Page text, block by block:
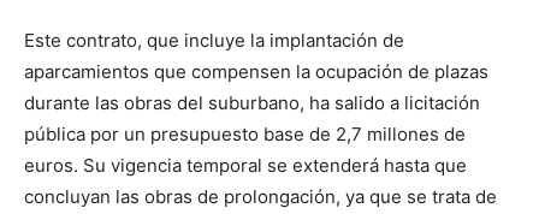
Este contrato, que incluye la implantación de
aparcamientos que compensen la ocupación de plazas
durante las obras del suburbano, ha salido a licitación
pública por un presupuesto base de 2,7 millones de
euros. Su vigencia temporal se extenderá hasta que
concluyan las obras de prolongación, ya que se trata de